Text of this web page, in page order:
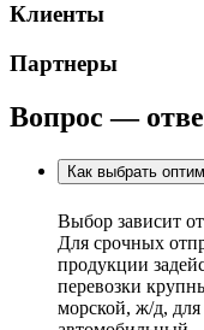
Клиенты
Партнеры
Вопрос —
Как выбрать
Выбор зависит
Для срочных
продукции
перевозки
морской, ж/д,